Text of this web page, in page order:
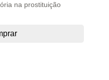
na prostituição